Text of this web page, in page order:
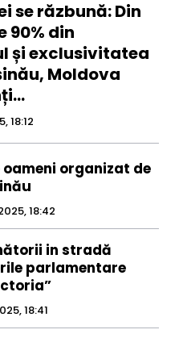
se răzbună: Din
90% din
și exclusivitatea
Moldova
18:12
oameni organizat de
18:42
in stradă
parlamentare
18:41